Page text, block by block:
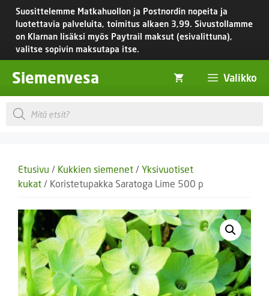
Siirry
sisältöön
Suosittelemme Matkahuollon ja Postnordin nopeita ja
luotettavia palveluita, toimitus alkaen 3,99. Sivustollamme
on Klarnan lisäksi myös Paytrail maksut (esivalittuna),
valitse sopivin maksutapa itse.
Siemenvesa Valikko
Products
search
Etusivu / Kukkien siemenet / Yksivuotiset
kukat / Koristetupakka Saratoga Lime 500 p